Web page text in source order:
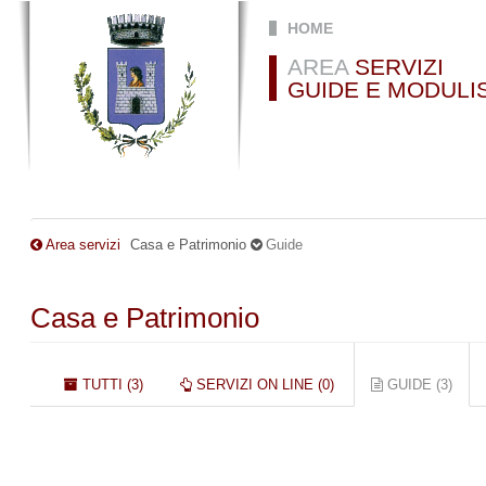
Salta al contenuto principale
HOME
AREASERVIZI
GUIDE E
Area servizi Casa e Patrimonio Guide
Casa e Patrimonio
Schede primarie
TUTTI (3) SERVIZI ON LINE (0) GUIDE (3)